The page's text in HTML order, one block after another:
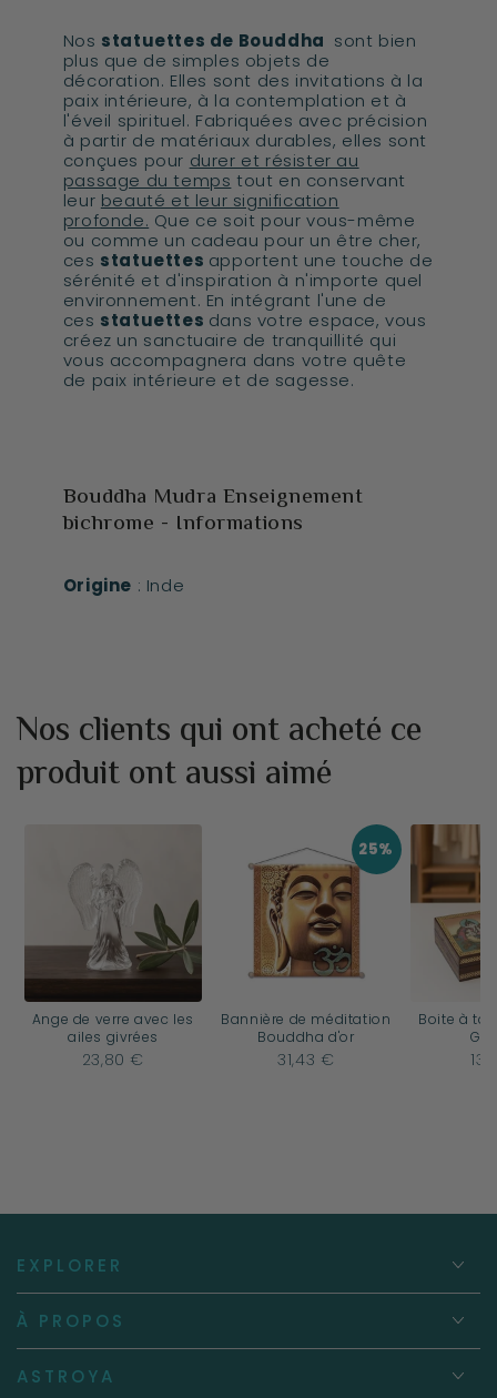
Nos statuettes de Bouddha sont bien
plus que de simples objets de
décoration. Elles sont des invitations à la
paix intérieure, à la contemplation et à
l'éveil spirituel. Fabriquées avec précision
à partir de matériaux durables, elles sont
conçues pour durer et résister au
passage du temps tout en conservant
leur beauté et leur signification
profonde. Que ce soit pour vous-même
ou comme un cadeau pour un être cher,
ces statuettes apportent une touche de
sérénité et d'inspiration à n'importe quel
environnement. En intégrant l'une de
ces statuettes dans votre espace, vous
créez un sanctuaire de tranquillité qui
vous accompagnera dans votre quête
de paix intérieure et de sagesse.
Bouddha Mudra Enseignement
bichrome - Informations
Origine : Inde
Nos clients qui ont acheté ce
produit ont aussi aimé
Ange de verre avec les
ailes givrées
23,80 €
25%
Bannière de méditation
Bouddha d'or
31,43 €
Boite à
EXPLORER
À PROPOS
ASTROYA